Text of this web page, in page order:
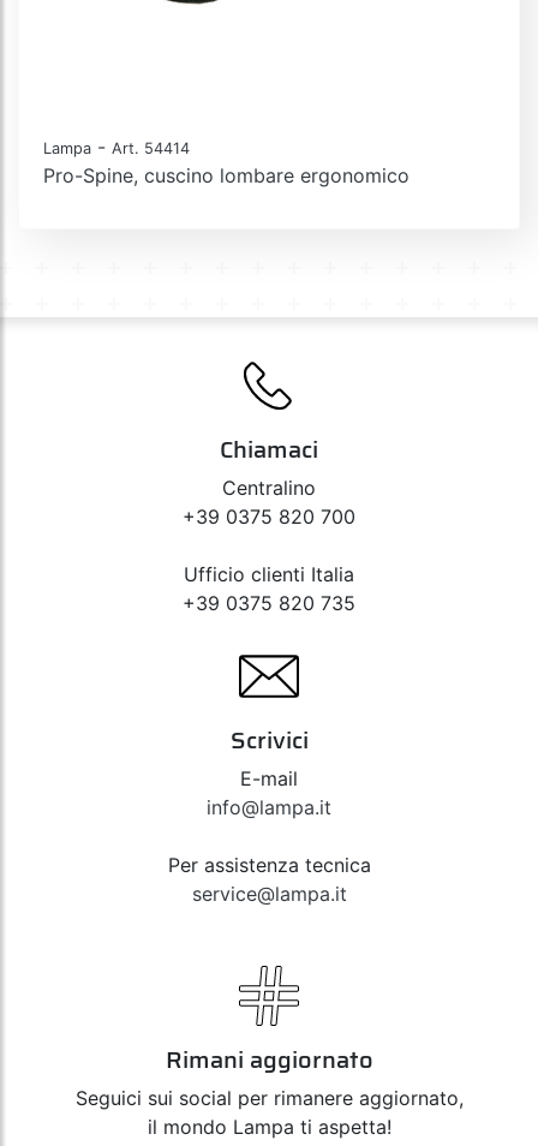
Lampa - Art. 54414
Pro-Spine, cuscino lombare ergonomico
Chiamaci
Centralino
+39 0375 820 700
Ufficio clienti Italia
+39 0375 820 735
Scrivici
E-mail
info@lampa.it
Per assistenza tecnica
service@lampa.it
Rimani aggiornato
Seguici sui social per rimanere aggiornato,
il mondo Lampa ti aspetta!